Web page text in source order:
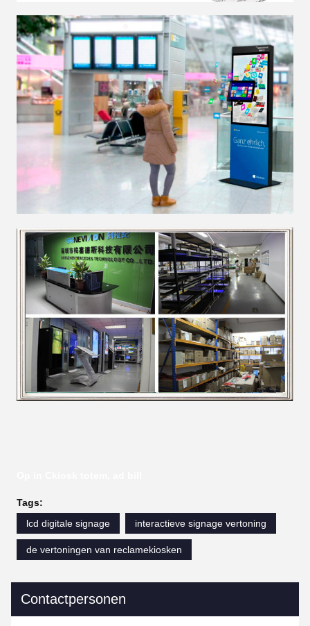
Tags:
lcd digitale signage
interactieve signage vertoning
de vertoningen van reclamekiosken
Contactpersonen